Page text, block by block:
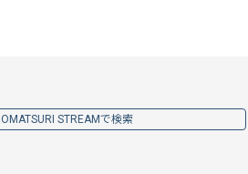
OMATSURI STREAMで検索